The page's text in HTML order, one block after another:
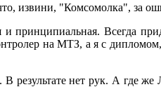
извини, "Комсомолка", за
принципиальная. Всегда
на МТЗ, а я с
результате нет рук. А где